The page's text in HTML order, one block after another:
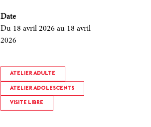
Date
Du 18 avril 2026 au 18 avril
2026
ATELIER ADULTE
ATELIER ADOLESCENTS
VISITE LIBRE